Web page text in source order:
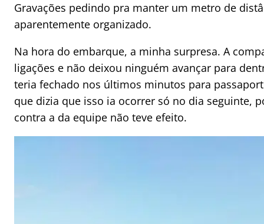
Gravações pedindo pra manter um metro de
aparentemente organizado.
Na hora do embarque, a minha surpresa. A
ligações e não deixou ninguém avançar para
teria fechado nos últimos minutos para
que dizia que isso ia ocorrer só no dia seguinte,
contra a da equipe não teve efeito.